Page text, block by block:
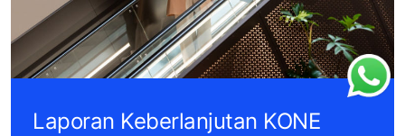
Laporan Keberlanjutan KONE